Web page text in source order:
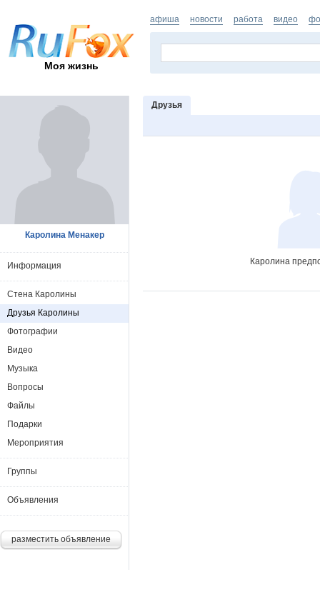
Моя жизнь
афиша новости работа видео
Друзья
Каролина
Каролина Менакер
Информация
Стена Каролины
Друзья Каролины
Фотографии
Видео
Музыка
Вопросы
Файлы
Подарки
Мероприятия
Группы
Объявления
разместить объявление